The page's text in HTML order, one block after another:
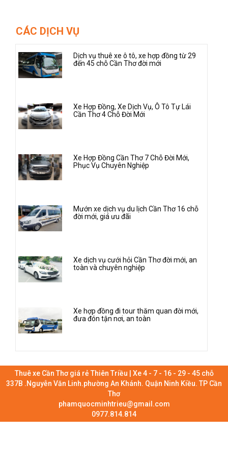
CÁC DỊCH VỤ
Dịch vụ thuê xe ô tô, xe hợp đồng từ 29
đến 45 chỗ Cần Thơ đời mới
Xe Hợp Đồng, Xe Dịch Vụ, Ô Tô Tự Lái
Cần Thơ 4 Chỗ Đời Mới
Xe Hợp Đồng Cần Thơ 7 Chỗ Đời Mới,
Phục Vụ Chuyên Nghiệp
Mướn xe dịch vụ du lịch Cần Thơ 16 chỗ
đời mới, giá ưu đãi
Xe dịch vụ cưới hỏi Cần Thơ đời mới, an
toàn và chuyên nghiệp
Xe hợp đồng đi tour thăm quan đời mới,
đưa đón tận nơi, an toàn
Thuê xe Cần Thơ giá rẻ Thiên Triều | Xe 4 - 7 - 16 - 29 - 45 chỗ
337B .Nguyễn Văn Linh.phường An Khánh. Quận Ninh Kiều. TP Cần
Thơ
phamquocminhtrieu@gmail.com
0977.814.814